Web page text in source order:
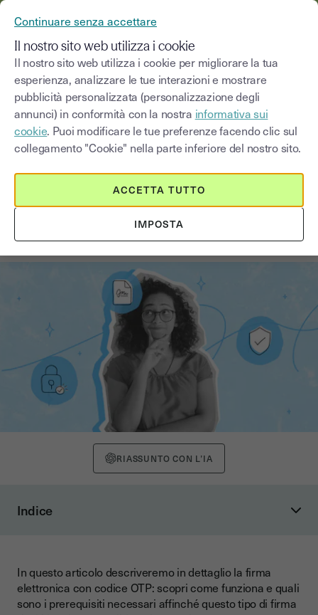
Blog
Seleziona una categoria Saisissez un terme
Firma OTP: cos'è, come funziona e
qual è il suo valore legale
RIASSUNTO CON L’IA
Indice
Il codice OTP e i diversi tipi di firma elettronica
Come si colloca la firma con OTP rispetto ad altri tipi di
In questo articolo descriveremo in dettaglio la firma
elettronica con codice OTP: scopri come funziona e quali
sono i prerequisiti necessari affinché questo tipo di firma
Continuare senza accettare
Il nostro sito web utilizza i cookie
Il nostro sito web utilizza i cookie per migliorare la tua
esperienza, analizzare le tue interazioni e mostrare
pubblicità personalizzata (personalizzazione degli
annunci) in conformità con la nostra informativa sui
cookie. Puoi modificare le tue preferenze facendo clic sul
collegamento "Cookie" nella parte inferiore del nostro sito.
IMPOSTA
ACCETTA TUTTO